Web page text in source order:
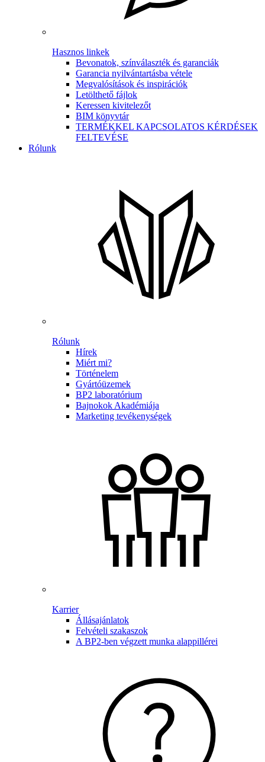
Hasznos linkek
Bevonatok, színválaszték és garanciák
Garancia nyilvántartásba vétele
Megvalósítások és inspirációk
Letölthető fájlok
Keressen kivitelezőt
BIM könyvtár
TERMÉKKEL KAPCSOLATOS KÉRDÉSEK
FELTEVÉSE
Rólunk
Rólunk
Hírek
Miért mi?
Történelem
Gyártóüzemek
BP2 laboratórium
Bajnokok Akadémiája
Marketing tevékenységek
Karrier
Állásajánlatok
Felvételi szakaszok
A BP2-ben végzett munka alappillérei